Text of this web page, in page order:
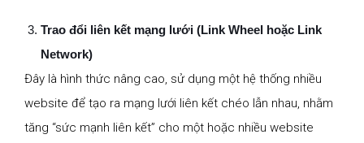
Trao đổi liên kết mạng lưới (Link Wheel hoặc Link
Network)
Đây là hình thức nâng cao, sử dụng một hệ thống nhiều
website để tạo ra mạng lưới liên kết chéo lẫn nhau, nhằm
tăng “sức mạnh liên kết” cho một hoặc nhiều website